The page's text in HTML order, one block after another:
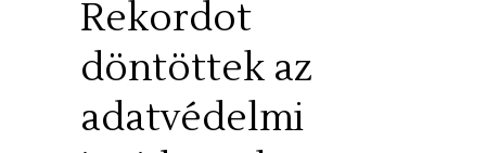
Rekordot
döntöttek az
adatvédelmi